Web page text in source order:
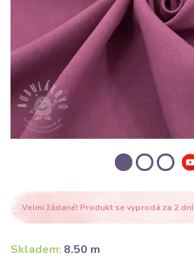
Velmi žádané! Produkt se vyprodá za 2 dní
Skladem: 8.50 m